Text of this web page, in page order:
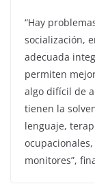
“Hay
socialización,
adecuada
permiten
algo difícil de
tienen la
lenguaje,
monitores”,